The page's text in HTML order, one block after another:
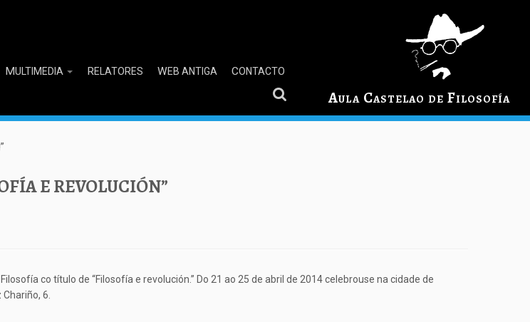
Aula Castelao de Filosofía
MULTIMEDIA RELATORES WEB ANTIGA CONTACTO
E REVOLUCIÓN”
co título de “Filosofía e revolución.” Do 21 ao 25 de abril de 2014 celebrouse na cidade de
6.